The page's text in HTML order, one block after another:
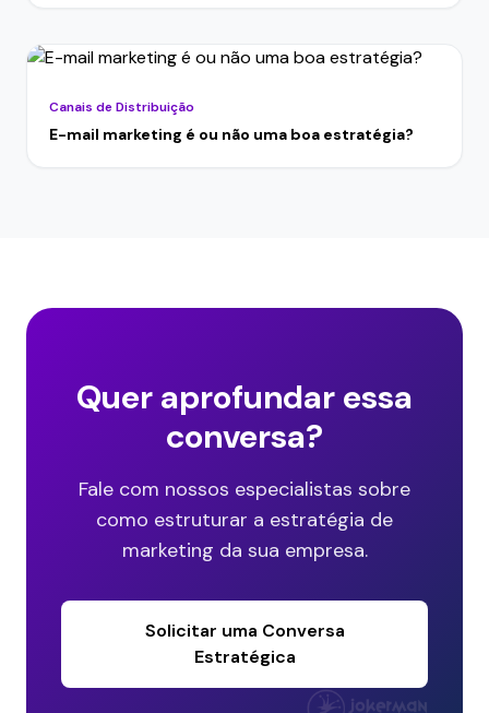
Canais de Distribuição
E-mail marketing é ou não uma boa estratégia?
Quer aprofundar essa
conversa?
Fale com nossos especialistas sobre
como estruturar a estratégia de
marketing da sua empresa.
Solicitar uma Conversa
Estratégica